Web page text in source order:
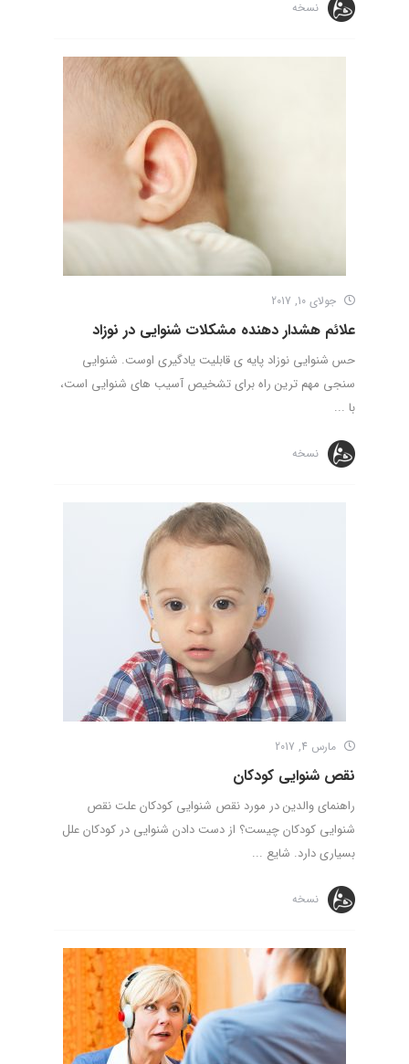
نسخه
جولای 10, 2017
علائم هشدار دهنده مشکلات شنوایی در نوزاد
حس شنوایی نوزاد پایه ی قابلیت یادگیری اوست. شنوایی
سنجی مهم ترین راه برای تشخیص آسیب های شنوایی است،
با ...
نسخه
مارس 4, 2017
نقص شنوایی کودکان
راهنمای والدین در مورد نقص شنوایی کودکان علت نقص
شنوایی کودکان چیست؟ از دست دادن شنوایی در کودکان علل
بسیاری دارد. شایع ...
نسخه